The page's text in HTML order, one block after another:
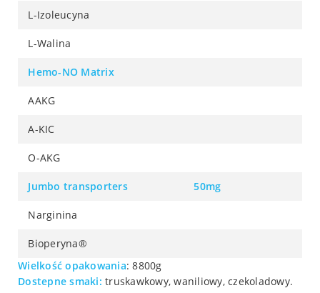
L-Izoleucyna
L-Walina
Hemo-NO Matrix
AAKG
A-KIC
O-AKG
Jumbo transporters 50mg
Narginina
Bioperyna®
Wielkość opakowania: 8800g
Dostepne smaki: truskawkowy, waniliowy, czekoladowy.